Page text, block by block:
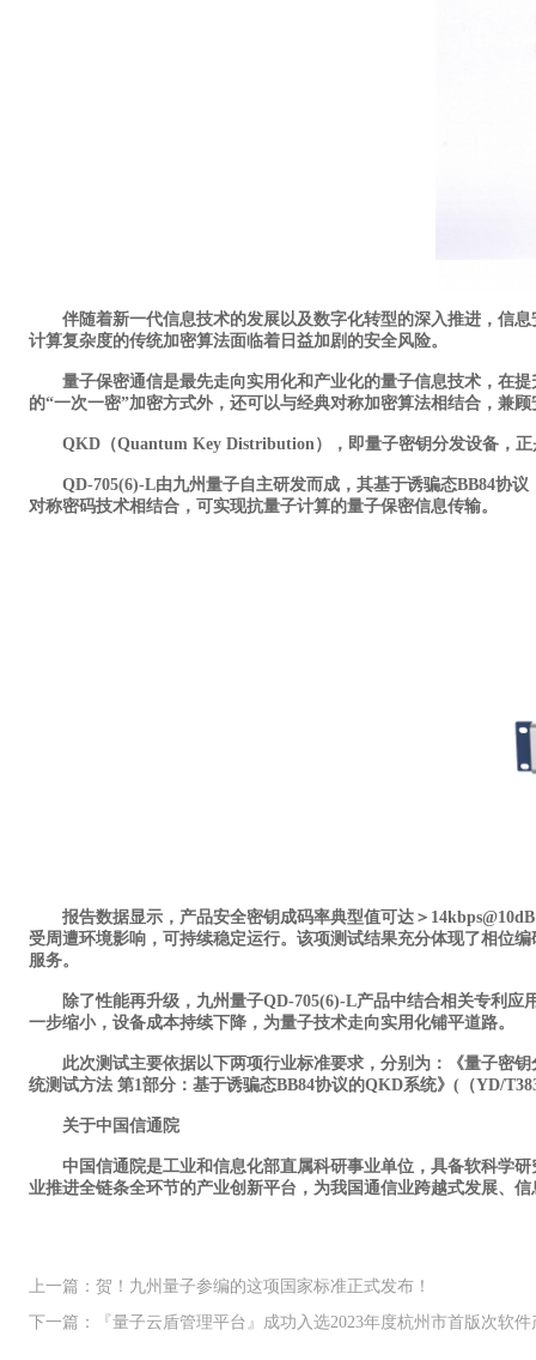
伴随着新一代信息技术的发展以及数字化转型的深入推进，信息
计算复杂度的传统加密算法面临着日益加剧的安全风险。
量子保密通信是最先走向实用化和产业化的量子信息技术，在提
的“一次一密”加密方式外，还可以与经典对称加密算法相结合，兼
QKD（Quantum Key Distribution），即量子密钥分发设备，正
QD-705(6)-L由九州量子自主研发而成，其基于诱骗态BB84协议
对称密码技术相结合，可实现抗量子计算的量子保密信息传输。
报告数据显示，产品安全密钥成码率典型值可达＞
受周遭环境影响，可持续稳定运行。该项测试结果充分体现了相位
服务。
除了性能再升级，九州量子QD-705(6)-L产品中结合相关专利应
一步缩小，设备成本持续下降，为量子技术走向实用化铺平道路。
此次测试主要依据以下两项行业标准要求，分别为：《量子密钥
统测试方法 第1部分：基于诱骗态BB84协议的QKD系统》(（YD/
关于中国信通院
中国信通院是工业和信息化部直属科研事业单位，具备软科学研
业推进全链条全环节的产业创新平台，为我国通信业跨越式发展、
上一篇：贺！九州量子参编的这项国家标准正式发布！
下一篇：『量子云盾管理平台』成功入选2023年度杭州市首版次软